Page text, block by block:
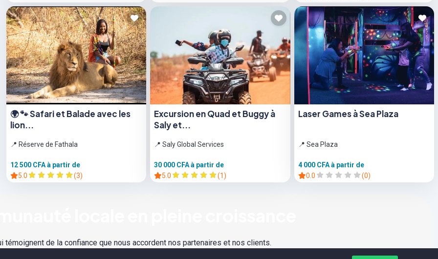
🌍 🐾 Safari et Balade avec les
lion...
📍 Réserve de Fathala
12 500 CFAà partir de
5.0
(3)
Excursion en Quad et Buggy à
Saly et...
📍 Saly Global Services
30 000 CFAà partir de
5.0
(1)
Laser Games à Sea Plaza
📍 Sea Plaza
4 000 CFAà partir de
0.0
(0)
témoignent de la confiance que nous accordent nos partenaires et nos clients.